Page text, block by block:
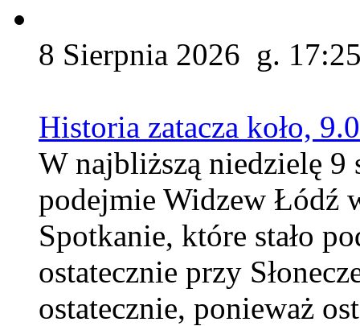
8 Sierpnia 2026 g.
Historia zatacza koło,
W najbliższą niedzielę 9
podejmie Widzew Łódź
Spotkanie, które stało
ostatecznie przy
ostatecznie, ponieważ